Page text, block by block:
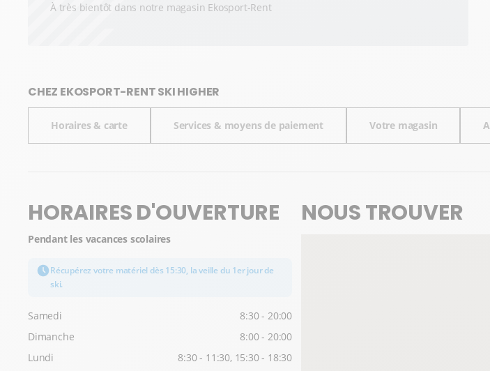
À très bientôt dans notre magasin Ekosport-Rent
CHEZ EKOSPORT-RENT SKI HIGHER
Horaires & carte Services & moyens de paiement Votre magasin
HORAIRES D'OUVERTURE
Pendant les vacances scolaires
Récupérez votre matériel dès 15:30, la veille du 1er jour de
ski.
Samedi
8:30 - 20:00
Dimanche
8:00 - 20:00
Lundi
8:30 - 11:30, 15:30 - 18:30
NOUS TROUVER